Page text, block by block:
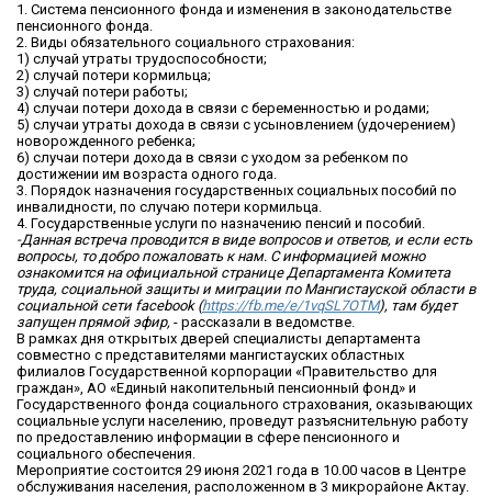
1. Система пенсионного фонда и изменения в законодательстве
пенсионного фонда.
2. Виды обязательного социального страхования:
1) случай утраты трудоспособности;
2) случай потери кормильца;
3) случай потери работы;
4) случаи потери дохода в связи с беременностью и родами;
5) случаи утраты дохода в связи с усыновлением (удочерением)
новорожденного ребенка;
6) случаи потери дохода в связи с уходом за ребенком по
достижении им возраста одного года.
3. Порядок назначения государственных социальных пособий по
инвалидности, по случаю потери кормильца.
4. Государственные услуги по назначению пенсий и пособий.
-Данная встреча проводится в виде вопросов и ответов, и если есть
вопросы, то добро пожаловать к нам. С информацией можно
ознакомится на официальной странице Департамента Комитета
труда, социальной защиты и миграции по Мангистауской области в
социальной сети facebook (https://fb.me/e/1vqSL7OTM), там будет
запущен прямой эфир, - рассказали в ведомстве.
В рамках дня открытых дверей специалисты департамента
совместно с представителями мангистауских областных
филиалов Государственной корпорации «Правительство для
граждан», АО «Единый накопительный пенсионный фонд» и
Государственного фонда социального страхования, оказывающих
социальные услуги населению, проведут разъяснительную работу
по предоставлению информации в сфере пенсионного и
социального обеспечения.
Мероприятие состоится 29 июня 2021 года в 10.00 часов в Центре
обслуживания населения, расположенном в 3 микрорайоне Актау.